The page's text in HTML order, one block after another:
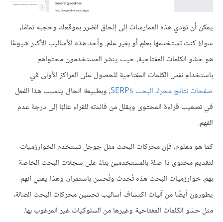
يمكن أن تؤدي هذه الممارسات إلى إلحاق الضرر بموقعك وحجبه تمامًا،
سواءً كنت تستخدمها بعلمٍ أو بغير علم. وأحد هذه الأساليب الأكثر شيوعًا
هو حشو الكلمات المفتاحية، حيث ينشر المستخدمون محتواهم
باستخدام نفس الكلمات المفتاحية للحصول على المراكز الأولى في
صفحات نتائج محرك البحث SERPs
، وبطبيعة الحال يتسبب هذا الفعل
في تصعيب قراءة المحتوى ويقلل من فائدته للقراء غالبًا إلى درجة عدم
الفهم.
كما هو معلوم، فإن محركات البحث مثل جوجل تستخدم الخوارزميات
لتقديم محتوى ذا صلة بالمستخدمين بناءً على سجلات البحث الخاصة
بهم. خوارزميات البحث هذه تُحدث وتُحسن باستمرار. وهذا يعني أنهم
يطورون أيضًا من آليات اكتشاف أساليب تحسين محركات البحث الضالة،
مثل حشو الكلمات المفتاحية وغيرها من السلوكيات غير المرغوب بها.